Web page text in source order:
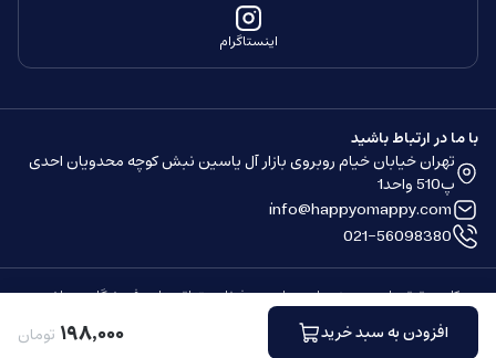
افزودن به سبد خرید ۱۹۸٬۰۰۰ تومان
اینستاگرام
با ما در ارتباط باشید
تهران خیابان خیام روبروی بازار آل یاسین نبش کوچه محدویان احدی
پ510 واحد1
info@happyomappy.com
021-56098380
کلیه حقوق مادی و معنوی این سایت محفوظ و متعلق به این فروشگاه می باشد.
ساخته شده توسط